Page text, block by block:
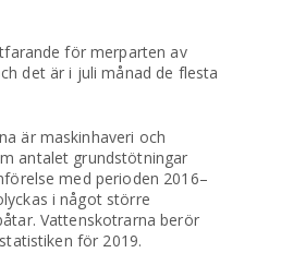
för merparten av
det är i juli månad de flesta
är maskinhaveri och
antalet grundstötningar
med perioden 2016–
i något större
Vattenskotrarna berör
för 2019.